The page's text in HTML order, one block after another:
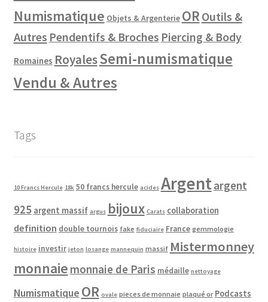
Numismatique Objets & Argenterie OR Outils &
Autres Pendentifs & Broches Piercing & Body
Romaines RoyalesSemi-numismatique
Vendu & Autres
Tags
10 Francs Hercule 18k 50 francs hercule acides Argentargent
925 argent massif argus bijoux Carats collaboration
definition double tournois fake fiduciaire France gemmologie
histoire investir jeton losange mannequin massif Mistermonney
monnaie monnaie de Paris médaille nettoyage
Numismatique OR ovale pieces de monnaie plaqué or Podcasts